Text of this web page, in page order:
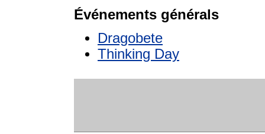
Événements générals
Dragobete
Thinking Day